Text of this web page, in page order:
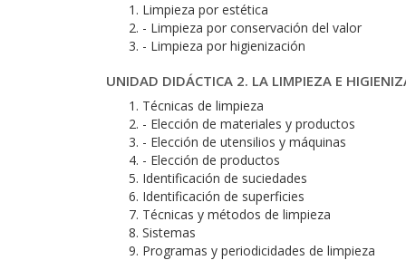
Limpieza por estética
- Limpieza por conservación del valor
- Limpieza por higienización
UNIDAD DIDÁCTICA 2. LA LIMPIEZA E
Técnicas de limpieza
- Elección de materiales y productos
- Elección de utensilios y máquinas
- Elección de productos
Identificación de suciedades
Identificación de superficies
Técnicas y métodos de limpieza
Sistemas
Programas y periodicidades de limpieza